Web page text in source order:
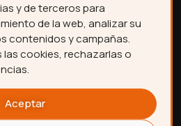
y de terceros para
de la web, analizar su
contenidos y campañas.
cookies, rechazarlas o
Aceptar
reales en entornos de
estos cuentan con
cifrado y control de
los del entorno de